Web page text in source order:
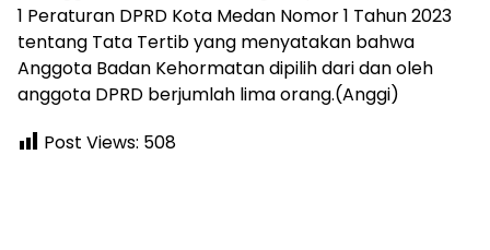
1 Peraturan DPRD Kota Medan Nomor 1 Tahun 2023
tentang Tata Tertib yang menyatakan bahwa
Anggota Badan Kehormatan dipilih dari dan oleh
anggota DPRD berjumlah lima orang.(Anggi)
Post Views: 508